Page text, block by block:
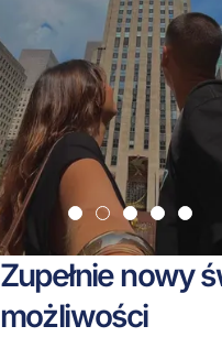
Zupełnie nowy
możliwości